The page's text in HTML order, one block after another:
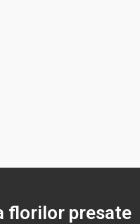
florilor presate